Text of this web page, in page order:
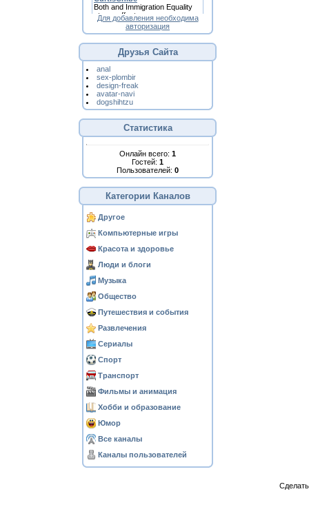
Для добавления необходима
авторизация
Друзья Сайта
anal
sex-plombir
design-freak
avatar-navi
dogshihtzu
Статистика
Онлайн всего: 1
Гостей: 1
Пользователей: 0
Категории Каналов
Другое
Компьютерные игры
Красота и здоровье
Люди и блоги
Музыка
Общество
Путешествия и события
Развлечения
Сериалы
Спорт
Транспорт
Фильмы и анимация
Хобби и образование
Юмор
Все каналы
Каналы пользователей